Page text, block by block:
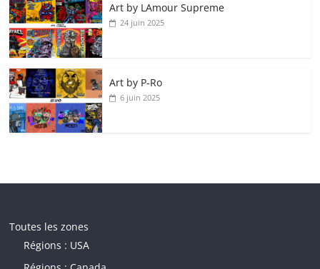
Art by LAmour Supreme
24 juin 2025
Art by P‑Ro
6 juin 2025
Toutes les zones
Régions : USA